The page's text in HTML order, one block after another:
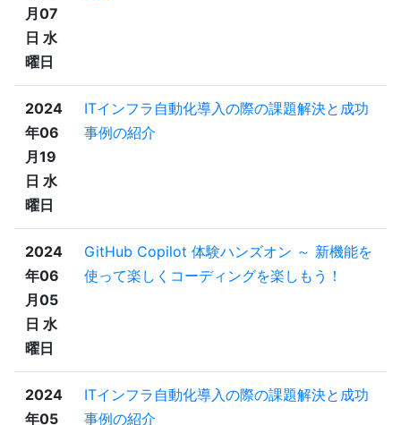
月07
日 水
曜日
2024
年06
月19
日 水
曜日
ITインフラ自動化導入の際の課題解決と成功
事例の紹介
2024
年06
月05
日 水
曜日
GitHub Copilot 体験ハンズオン ～ 新機能を
使って楽しくコーディングを楽しもう！
2024
年05
ITインフラ自動化導入の際の課題解決と成功
事例の紹介